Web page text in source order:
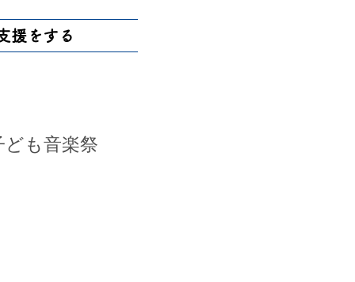
援をする
も音楽祭